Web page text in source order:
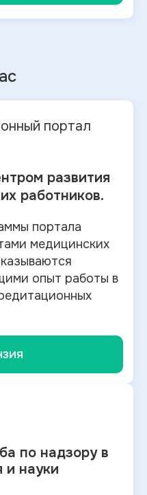
портал
развития
работников.
портала
медицинских
опыт работы в
по надзору в
и науки